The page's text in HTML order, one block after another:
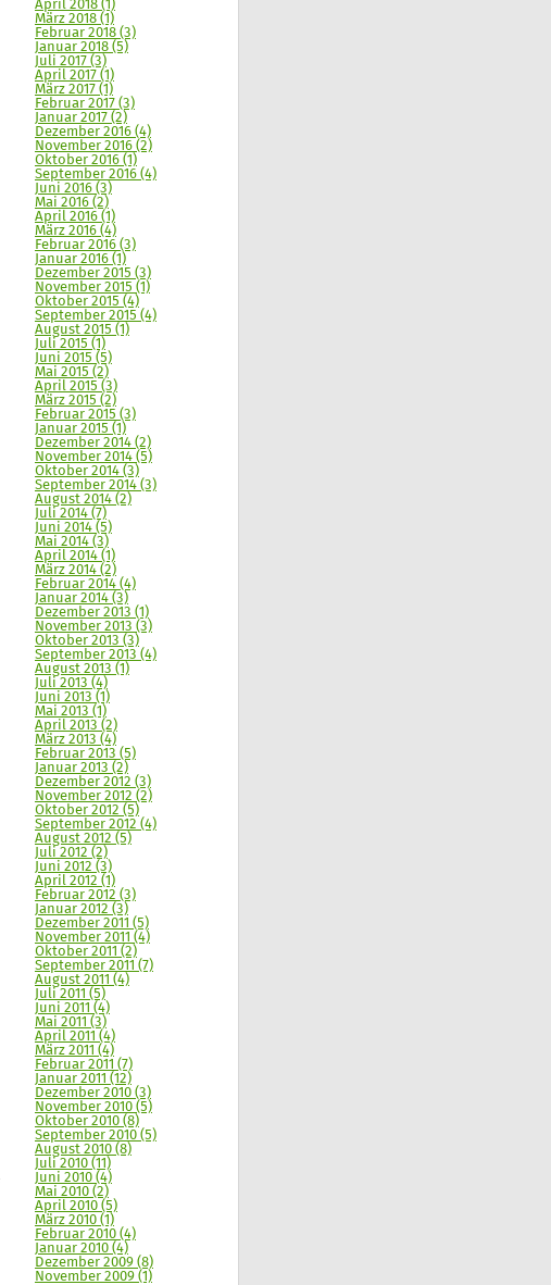
April 2018 (1)
März 2018 (1)
Februar 2018 (3)
Januar 2018 (5)
Juli 2017 (3)
April 2017 (1)
März 2017 (1)
Februar 2017 (3)
Januar 2017 (2)
Dezember 2016 (4)
November 2016 (2)
Oktober 2016 (1)
September 2016 (4)
Juni 2016 (3)
Mai 2016 (2)
April 2016 (1)
März 2016 (4)
Februar 2016 (3)
Januar 2016 (1)
Dezember 2015 (3)
November 2015 (1)
Oktober 2015 (4)
September 2015 (4)
August 2015 (1)
Juli 2015 (1)
Juni 2015 (5)
Mai 2015 (2)
April 2015 (3)
März 2015 (2)
Februar 2015 (3)
Januar 2015 (1)
Dezember 2014 (2)
November 2014 (5)
Oktober 2014 (3)
September 2014 (3)
August 2014 (2)
Juli 2014 (7)
Juni 2014 (5)
Mai 2014 (3)
April 2014 (1)
März 2014 (2)
Februar 2014 (4)
Januar 2014 (3)
Dezember 2013 (1)
November 2013 (3)
Oktober 2013 (3)
September 2013 (4)
August 2013 (1)
Juli 2013 (4)
Juni 2013 (1)
Mai 2013 (1)
April 2013 (2)
März 2013 (4)
Februar 2013 (5)
Januar 2013 (2)
Dezember 2012 (3)
November 2012 (2)
Oktober 2012 (5)
September 2012 (4)
August 2012 (5)
Juli 2012 (2)
Juni 2012 (3)
April 2012 (1)
Februar 2012 (3)
Januar 2012 (3)
Dezember 2011 (5)
November 2011 (4)
Oktober 2011 (2)
September 2011 (7)
August 2011 (4)
Juli 2011 (5)
Juni 2011 (4)
Mai 2011 (3)
April 2011 (4)
März 2011 (4)
Februar 2011 (7)
Januar 2011 (12)
Dezember 2010 (3)
November 2010 (5)
Oktober 2010 (8)
September 2010 (5)
August 2010 (8)
Juli 2010 (11)
Juni 2010 (4)
Mai 2010 (2)
April 2010 (5)
März 2010 (1)
Februar 2010 (4)
Januar 2010 (4)
Dezember 2009 (8)
November 2009 (1)